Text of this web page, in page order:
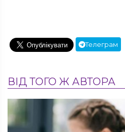
Телеграм
ВІД ТОГО Ж АВТОРА